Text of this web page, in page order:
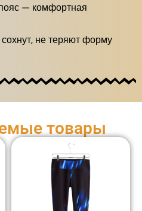
— комфортная
не теряют форму
товары